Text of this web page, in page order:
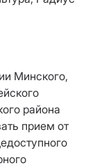
Минского,
района
прием от